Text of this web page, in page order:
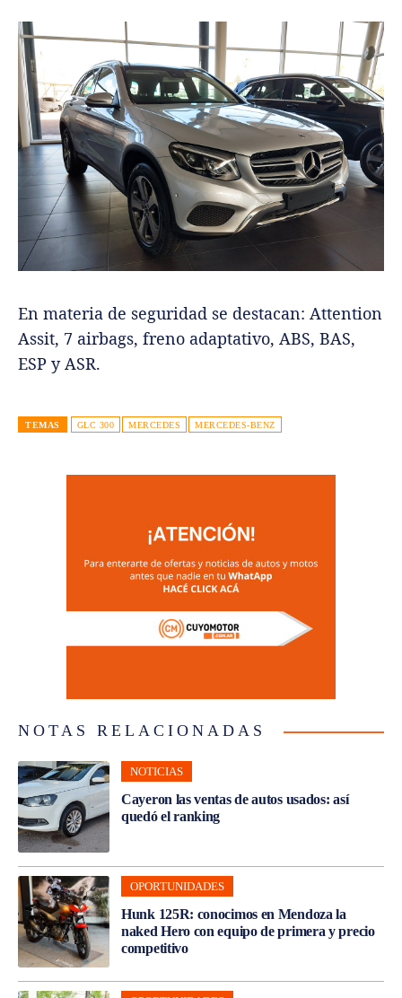
En materia de seguridad se destacan: Attention
Assit, 7 airbags, freno adaptativo, ABS, BAS,
ESP y ASR.
TEMAS GLC 300 MERCEDES MERCEDES-BENZ
NOTAS RELACIONADAS
NOTICIAS
Cayeron las ventas de autos usados: así
quedó el ranking
OPORTUNIDADES
Hunk 125R: conocimos en Mendoza la
naked Hero con equipo de primera y precio
competitivo